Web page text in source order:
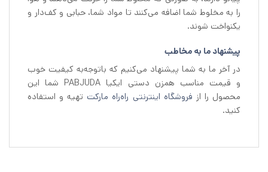
را به مخلوط شما اضافه می‌کنند تا مواد شما، حبابی و کف‌دار و
یکنواخت شوند.
پیشنهاد ما به مخاطب
در آخر ما به شما پیشنهاد می‌کنیم که باتوجه‌به کیفیت خوب
و قیمت مناسب همزن دستی ایکیا PABJUDA شما این
محصول را از فروشگاه اینترنتی راه‌راه مارکت تهیه و استفاده
کنید.